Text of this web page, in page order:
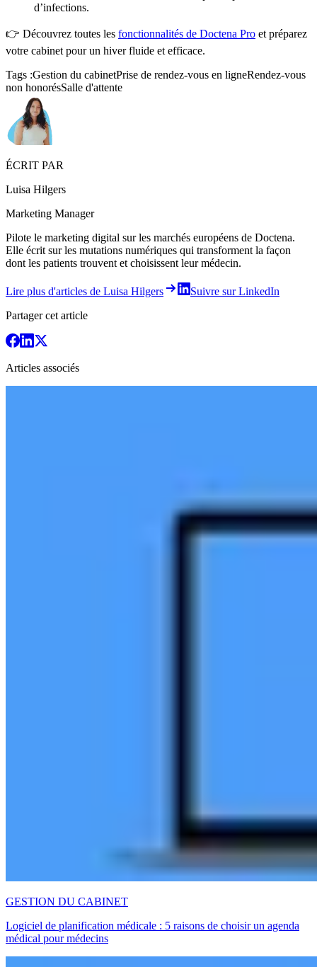
d’infections.
👉 Découvrez toutes les fonctionnalités de Doctena Pro et préparez
votre cabinet pour un hiver fluide et efficace.
Tags :Gestion du cabinetPrise de rendez-vous en ligneRendez-vous
non honorésSalle d'attente
ÉCRIT PAR
Luisa Hilgers
Marketing Manager
Pilote le marketing digital sur les marchés européens de Doctena.
Elle écrit sur les mutations numériques qui transforment la façon
dont les patients trouvent et choisissent leur médecin.
Lire plus d'articles de Luisa Hilgers
Suivre sur LinkedIn
Partager cet article
Articles associés
GESTION DU CABINET
Logiciel de planification médicale : 5 raisons de choisir un agenda
médical pour médecins